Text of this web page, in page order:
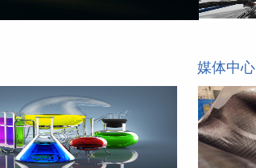
媒体中心